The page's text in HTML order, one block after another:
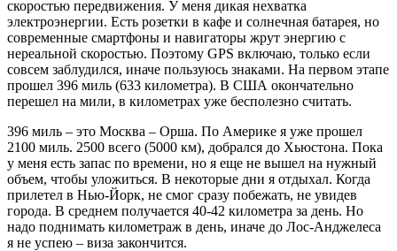
скоростью передвижения. У меня дикая нехватка
электроэнергии. Есть розетки в кафе и солнечная батарея, но
современные смартфоны и навигаторы жрут энергию с
нереальной скоростью. Поэтому GPS включаю, только если
совсем заблудился, иначе пользуюсь знаками. На первом этапе
прошел 396 миль (633 километра). В США окончательно
перешел на мили, в километрах уже бесполезно считать.
396 миль – это Москва – Орша. По Америке я уже прошел
2100 миль. 2500 всего (5000 км), добрался до Хьюстона. Пока
у меня есть запас по времени, но я еще не вышел на нужный
объем, чтобы уложиться. В некоторые дни я отдыхал. Когда
прилетел в Нью-Йорк, не смог сразу побежать, не увидев
города. В среднем получается 40-42 километра за день. Но
надо поднимать километраж в день, иначе до Лос-Анджелеса
я не успею – виза закончится.